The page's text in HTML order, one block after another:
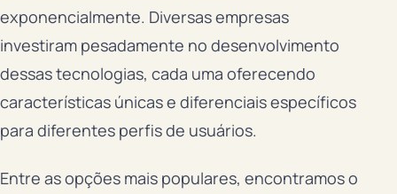
exponencialmente. Diversas empresas
investiram pesadamente no desenvolvimento
dessas tecnologias, cada uma oferecendo
características únicas e diferenciais específicos
para diferentes perfis de usuários.
Entre as opções mais populares, encontramos o